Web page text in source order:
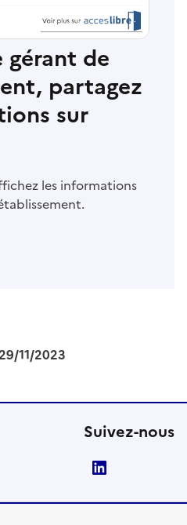
gérant de
partagez
sur
les informations
11/2023
Suivez-nous